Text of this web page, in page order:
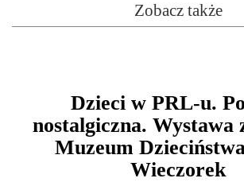
Zobacz także
Dzieci w PRL-u.
nostalgiczna. Wystawa
Muzeum
Wieczorek